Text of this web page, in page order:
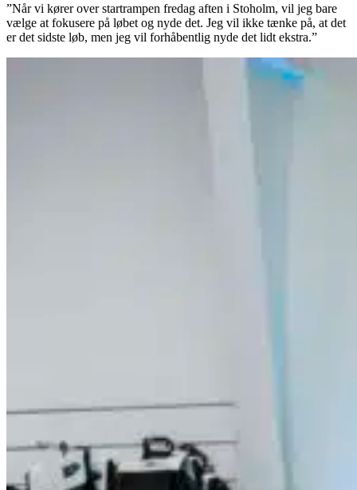
”Når vi kører over startrampen fredag aften i Stoholm, vil jeg bare
vælge at fokusere på løbet og nyde det. Jeg vil ikke tænke på, at det
er det sidste løb, men jeg vil forhåbentlig nyde det lidt ekstra.”